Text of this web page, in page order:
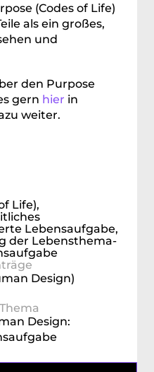
(Codes of Life)
als ein großes,
und
den Purpose
gern hier in
weiter.
Life),
Lebensaufgabe,
der Lebensthema-
Design)
Design: